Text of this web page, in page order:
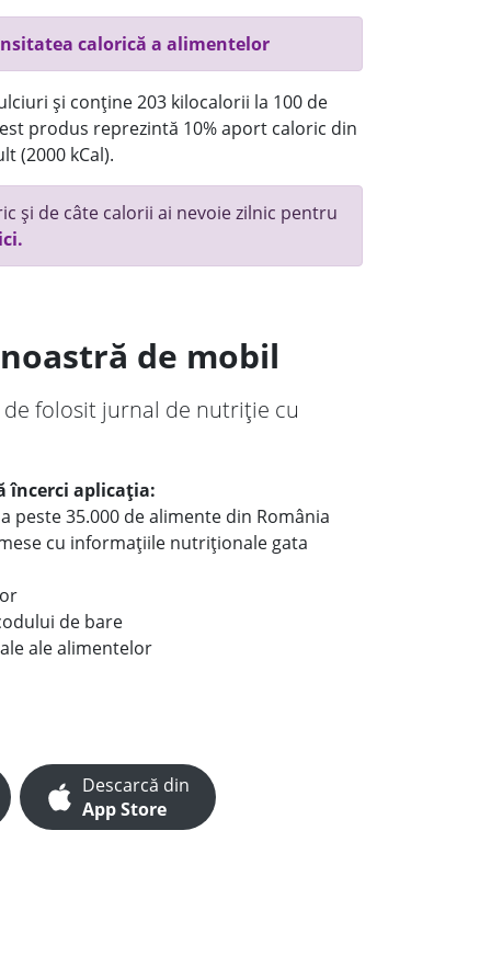
calorică a alimentelor
și conține 203 kilocalorii la 100 de
produs reprezintă 10% aport caloric din
(2000 kCal).
și de câte calorii ai nevoie zilnic pentru
de mobil
de folosit jurnal de nutriție cu
încerci aplicația:
peste 35.000 de alimente din România
cu informațiile nutriționale gata
de bare
ale alimentelor
Descarcă din
App Store